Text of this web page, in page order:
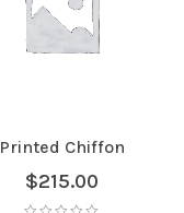
Printed Chiffon
$215.00